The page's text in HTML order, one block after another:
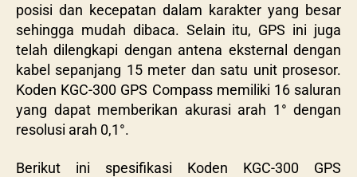
posisi dan kecepatan dalam karakter yang besar
sehingga mudah dibaca. Selain itu, GPS ini juga
telah dilengkapi dengan antena eksternal dengan
kabel sepanjang 15 meter dan satu unit prosesor.
Koden KGC-300 GPS Compass memiliki 16 saluran
yang dapat memberikan akurasi arah 1° dengan
resolusi arah 0,1°.
Berikut ini spesifikasi Koden KGC-300 GPS